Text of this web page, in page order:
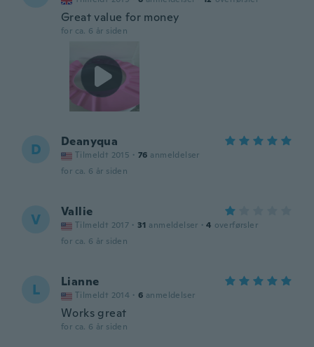
Great value for money
for ca. 6 år siden
D Deanyqua
Tilmeldt 2015 · 76 anmeldelser
for ca. 6 år siden
V Vallie
Tilmeldt 2017 · 31 anmeldelser · 4 overførsler
for ca. 6 år siden
L Lianne
Tilmeldt 2014 · 6 anmeldelser
Works great
for ca. 6 år siden